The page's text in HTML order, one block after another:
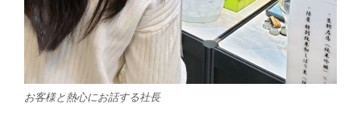
お客様と熱心にお話する社長